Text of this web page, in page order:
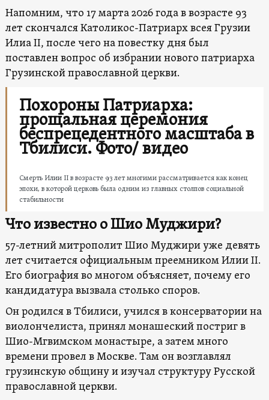
Напомним, что 17 марта 2026 года в возрасте 93
лет скончался Католикос-Патриарх всея Грузии
Илиа II, после чего на повестку дня был
поставлен вопрос об избрании нового патриарха
Грузинской православной церкви.
Похороны Патриарха:
прощальная церемония
беспрецедентного масштаба в
Тбилиси. Фото/ видео
Смерть Илии II в возрасте 93 лет многими рассматривается как конец
эпохи, в которой церковь была одним из главных столпов социальной
стабильности
Что известно о Шио Муджири?
57-летний митрополит Шио Муджири уже девять
лет считается официальным преемником Илии II.
Его биография во многом объясняет, почему его
кандидатура вызвала столько споров.
Он родился в Тбилиси, учился в консерватории на
виолончелиста, принял монашеский постриг в
Шио-Мгвимском монастыре, а затем много
времени провел в Москве. Там он возглавлял
грузинскую общину и изучал структуру Русской
православной церкви.